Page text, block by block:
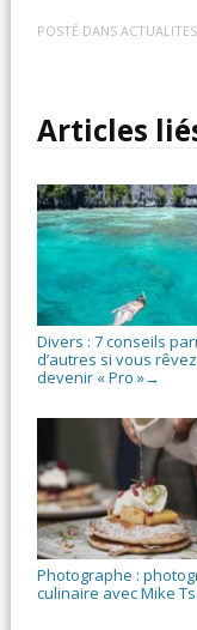
POSTÉ DANSACTUALITES
Articles
Divers : 7 conseils
d’autres si vous
devenir « Pro »→
Photographe :
culinaire avec Mike